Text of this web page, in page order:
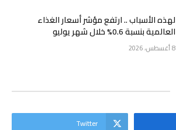
لهذه الأسباب .. ارتفع مؤشر أسعار الغذاء
العالمية بنسبة 0.6% خلال شهر يوليو
8 أغسطس، 2026
Twitter